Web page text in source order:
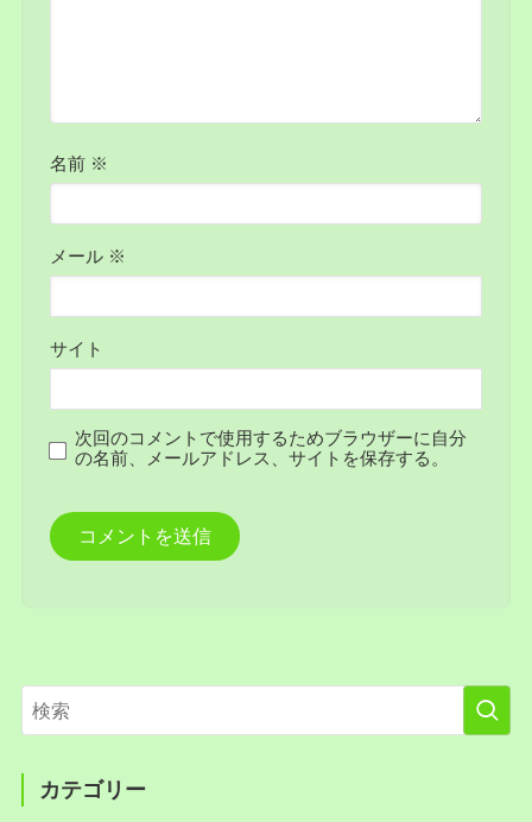
名前 ※
メール ※
サイト
次回のコメントで使用するためブラウザーに自分
の名前、メールアドレス、サイトを保存する。
カテゴリー